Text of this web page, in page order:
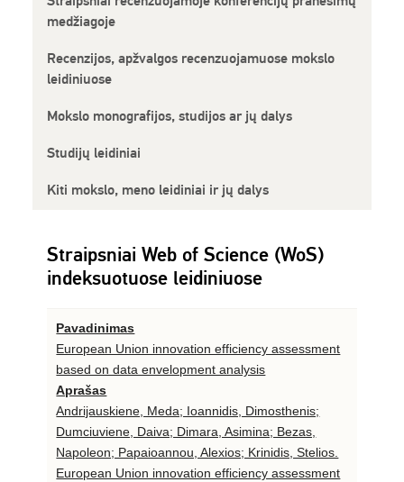
medžiagoje
Recenzijos, apžvalgos recenzuojamuose mokslo
leidiniuose
Mokslo monografijos, studijos ar jų dalys
Studijų leidiniai
Kiti mokslo, meno leidiniai ir jų dalys
Straipsniai Web of Science (WoS)
indeksuotuose leidiniuose
Pavadinimas
European Union innovation efficiency assessment
based on data envelopment analysis
Aprašas
Andrijauskiene, Meda; Ioannidis, Dimosthenis;
Dumciuviene, Daiva; Dimara, Asimina; Bezas,
Napoleon; Papaioannou, Alexios; Krinidis, Stelios.
European Union innovation efficiency assessment